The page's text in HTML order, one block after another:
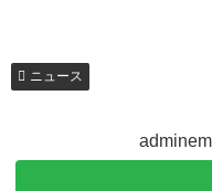
ニュース